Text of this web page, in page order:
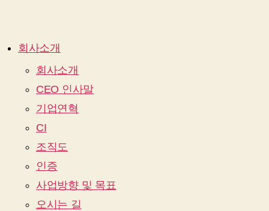
회사소개
회사소개
CEO 인사말
기업연혁
CI
조직도
인증
사업방향 및 목표
오시는 길